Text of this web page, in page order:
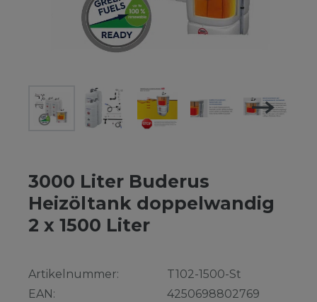
3000 Liter Buderus
Heizöltank doppelwandig
2 x 1500 Liter
Artikelnummer:
EAN:
T102-1500-St
4250698802769